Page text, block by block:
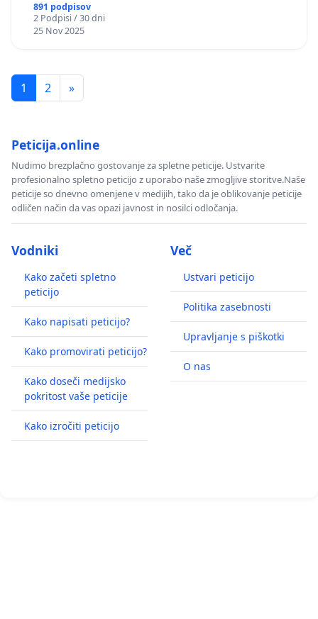
891 podpisov
2 Podpisi / 30 dni
25 Nov 2025
1 2 »
Peticija.online
Nudimo brezplačno gostovanje za spletne peticije. Ustvarite
profesionalno spletno peticijo z uporabo naše zmogljive storitve.Naše
peticije so dnevno omenjene v medijih, tako da je oblikovanje peticije
odličen način da vas opazi javnost in nosilci odločanja.
Vodniki
Kako začeti spletno
peticijo
Kako napisati peticijo?
Kako promovirati peticijo?
Kako doseči medijsko
pokritost vaše peticije
Kako izročiti peticijo
Več
Ustvari peticijo
Politika zasebnosti
Upravljanje s piškotki
O nas